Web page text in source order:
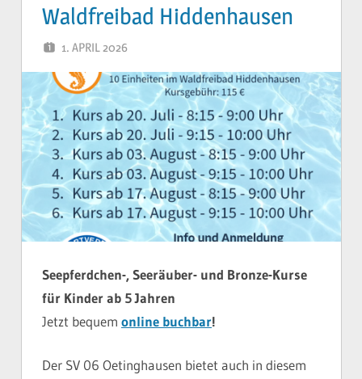
Waldfreibad Hiddenhausen
1. APRIL 2026
Seepferdchen-, Seeräuber- und Bronze-Kurse
für Kinder ab 5 Jahren
Jetzt bequem online buchbar!
Der SV 06 Oetinghausen bietet auch in diesem